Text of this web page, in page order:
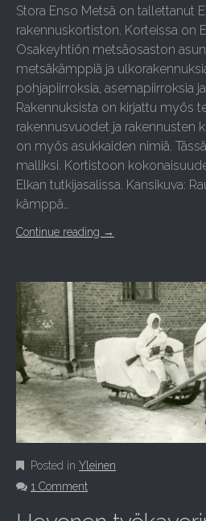
Stora Enso Metsä on tallettanut
rakennuskortiston. Korteissa on
Osakeyhtiön metsäosaston
metsäkämppiä ja
pohjapiirroksia, asemapiirroksia
Rakennuksista on kirjattu myös
rakennusvuodet ja rakennusten
on myös asukkaiden nimiä.
malliksi. Kortistoon
Elkan tutkijasalissa. Kansikuva:
kämppä…
Continue reading →
Posted in Yleinen
1 Comment